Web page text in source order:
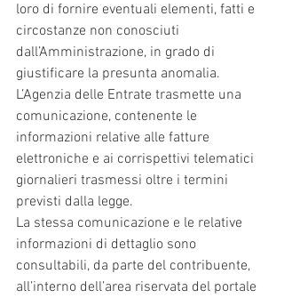
loro di fornire eventuali elementi, fatti e
circostanze non conosciuti
dall’Amministrazione, in grado di
giustificare la presunta anomalia.
L’Agenzia delle Entrate trasmette una
comunicazione, contenente le
informazioni relative alle fatture
elettroniche e ai corrispettivi telematici
giornalieri trasmessi oltre i termini
previsti dalla legge.
La stessa comunicazione e le relative
informazioni di dettaglio sono
consultabili, da parte del contribuente,
all’interno dell’area riservata del portale